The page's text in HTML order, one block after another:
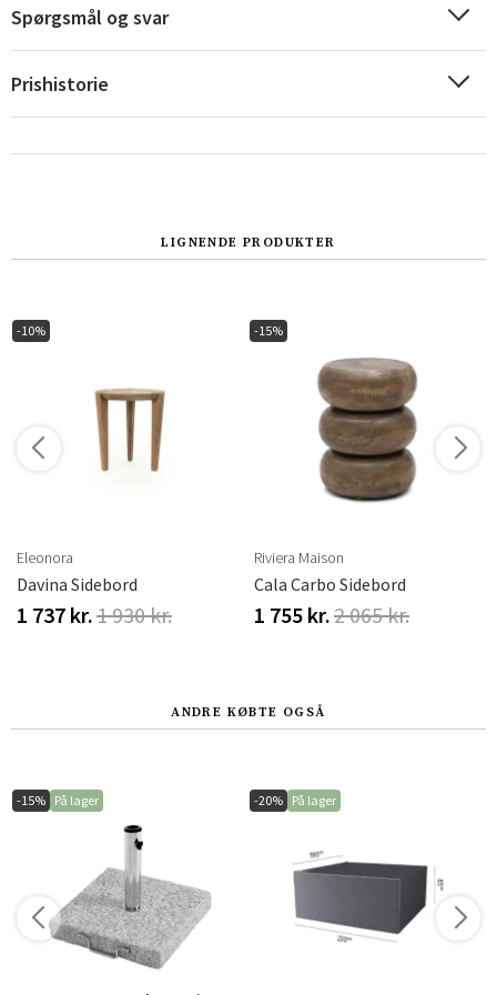
Suomi
Spørgsmål og svar
Prishistorie
LIGNENDE PRODUKTER
-10%
Eleonora
Davina Sidebord
1 737 kr.1 930 kr.
-15%
Riviera Maison
Cala Carbo Sidebord
1 755 kr.2 065 kr.
ANDRE KØBTE OGSÅ
-15% På lager -20% På lager